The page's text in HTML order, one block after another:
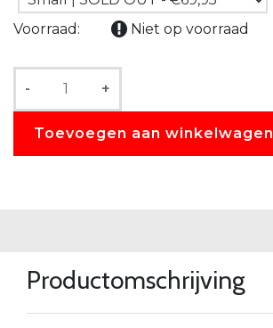
Voorraad: Niet op voorraad
- +
Toevoegen aan winkelwagen
Productomschrijving